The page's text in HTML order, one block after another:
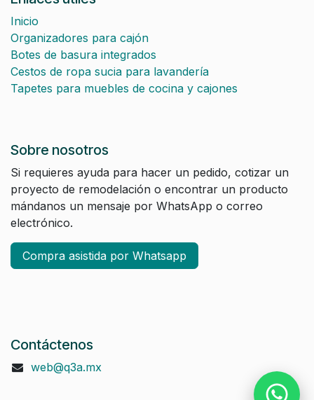
Inicio
Organizadores para cajón
Botes de basura integrados
Cestos de ropa sucia para lavandería
Tapetes para muebles de cocina y cajones
Sobre nosotros
Si requieres ayuda para hacer un pedido, cotizar un
proyecto de remodelación o encontrar un producto
mándanos un mensaje por WhatsApp o correo
electrónico.
Compra asistida por Whatsapp
Contáctenos
web@q3a.mx